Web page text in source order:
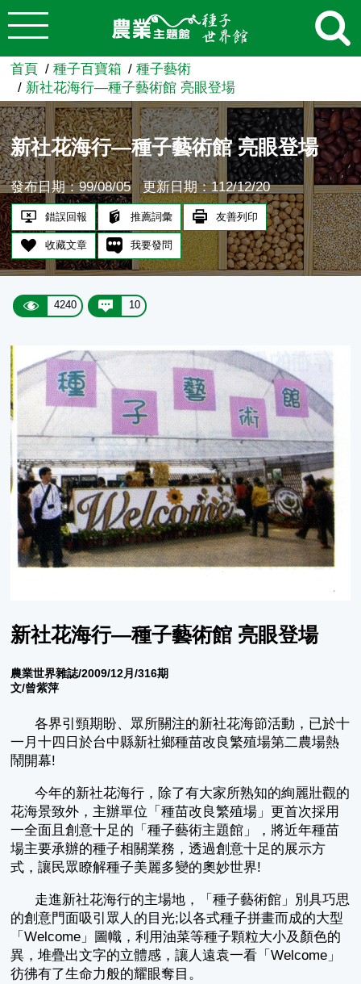
跳到主要內容
農業知識入口網
首頁 種子百寶箱
種子藝術
新社花海行—種子藝術館 亮眼登場
新社花海行—種子藝術館 亮眼登場
發布日期：99/08/05 更新日期：112/12/20
錯誤回報 推薦詞彙 友善列印
收藏文章 我要發問
4240 10
新社花海行—種子藝術館 亮眼登場
農業世界雜誌/2009/12月/316期
文/曾紫萍
各界引頸期盼、眾所關注的新社花海節活動，已於十
一月十四日於台中縣新社鄉種苗改良繁殖場第二農場熱
鬧開幕!
今年的新社花海行，除了有大家所熟知的絢麗壯觀的
花海景致外，主辦單位「種苗改良繁殖場」更首次採用
一全面且創意十足的「種子藝術主題館」，將近年種苗
場主要承辦的種子相關業務，透過創意十足的展示方
式，讓民眾瞭解種子美麗多變的奧妙世界!
走進新社花海行的主場地，「種子藝術館」別具巧思
的創意門面吸引眾人的目光;以各式種子拼畫而成的大型
「Welcome」圖幟，利用油菜等種子顆粒大小及顏色的
異，堆疊出文字的立體感，讓人遠袁一看「Welcome」
彷彿有了生命力般的耀眼奪目。